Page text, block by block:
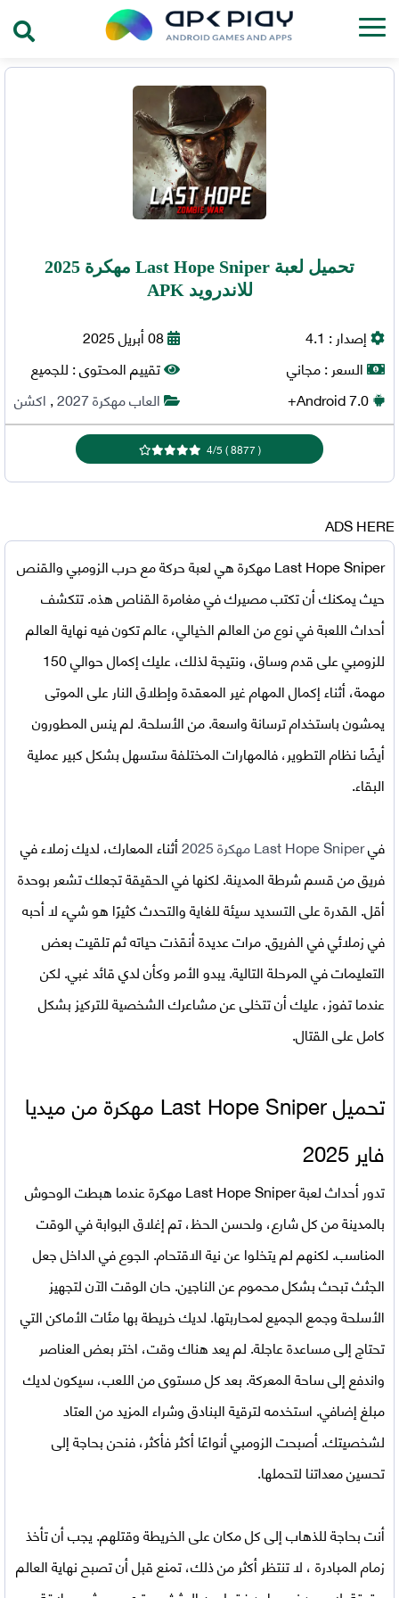
تحميل لعبة Last Hope Sniper مهكرة 2025
للاندرويد APK
إصدار : 4.1
السعر :مجاني
Android7.0+
08 أبريل 2025
تقييم المحتوى :للجميع
العاب مهكرة 2027
,اكشن
(
8877
)
4/5
ADS HERE
Last Hope Sniper مهكرة
هي لعبة حركة مع حرب الزومبي والقنص
حيث يمكنك أن تكتب مصيرك في مغامرة القناص هذه. تتكشف
أحداث اللعبة في نوع من العالم الخيالي، عالم تكون فيه نهاية العالم
للزومبي على قدم وساق، ونتيجة لذلك، عليك إكمال حوالي 150
مهمة، أثناء إكمال المهام غير المعقدة وإطلاق النار على الموتى
يمشون باستخدام ترسانة واسعة. من الأسلحة. لم ينس المطورون
أيضًا نظام التطوير، فالمهارات المختلفة ستسهل بشكل كبير عملية
البقاء.
فيLast Hope Sniper مهكرة 2025
أثناء المعارك، لديك زملاء في
فريق من قسم شرطة المدينة. لكنها في الحقيقة تجعلك تشعر بوحدة
أقل. القدرة على التسديد سيئة للغاية والتحدث كثيرًا هو شيء لا أحبه
في زملائي في الفريق. مرات عديدة أنقذت حياته ثم تلقيت بعض
التعليمات في المرحلة التالية. يبدو الأمر وكأن لدي قائد غبي. لكن
عندما تفوز، عليك أن تتخلى عن مشاعرك الشخصية للتركيز بشكل
كامل على القتال.
تحميل Last Hope Sniper مهكرة من ميديا
فاير 2025
تدور أحداثلعبة Last Hope Sniper مهكرة
عندما هبطت الوحوش
بالمدينة من كل شارع، ولحسن الحظ، تم إغلاق البوابة في الوقت
المناسب. لكنهم لم يتخلوا عن نية الاقتحام. الجوع في الداخل جعل
الجثث تبحث بشكل محموم عن الناجين. حان الوقت الآن لتجهيز
الأسلحة وجمع الجميع لمحاربتها. لديك خريطة بها مئات الأماكن التي
تحتاج إلى مساعدة عاجلة. لم يعد هناك وقت، اختر بعض العناصر
واندفع إلى ساحة المعركة. بعد كل مستوى من اللعب، سيكون لديك
مبلغ إضافي. استخدمه لترقية البنادق وشراء المزيد من العتاد
لشخصيتك. أصبحت الزومبي أنواعًا أكثر فأكثر، فنحن بحاجة إلى
تحسين معداتنا لتحملها.
أنت بحاجة للذهاب إلى كل مكان على الخريطة وقتلهم. يجب أن تأخذ
زمام المبادرة ، لا تنتظر أكثر من ذلك، تمنع قبل أن تصبح نهاية العالم